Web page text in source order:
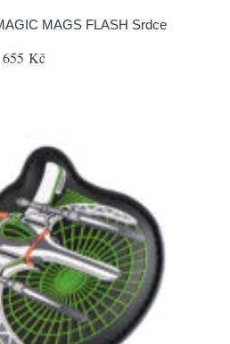
MAGS FLASH Srdce
655 Kč